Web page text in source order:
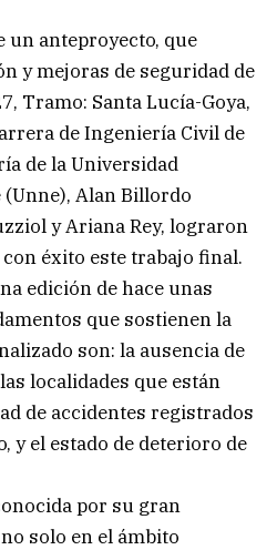
un anteproyecto, que
y mejoras de seguridad de
Tramo: Santa Lucía-Goya,
de Ingeniería Civil de
de la Universidad
Alan Billordo
y Ariana Rey, lograron
éxito este trabajo final.
edición de hace unas
que sostienen la
son: la ausencia de
localidades que están
de accidentes registrados
y el estado de deterioro de
por su gran
solo en el ámbito